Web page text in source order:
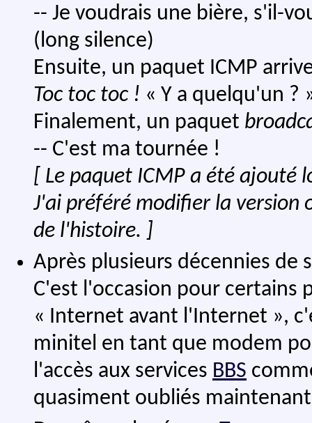
-- Je voudrais une bière, s'il-
(long silence)
Ensuite, un paquet ICMP
Toc toc toc ! « Y a quelqu'un ?
Finalement, un paquet
-- C'est ma tournée !
[ Le paquet ICMP a été ajouté
J'ai préféré modifier la version
de l'histoire. ]
Après plusieurs décennies de
C'est l'occasion pour certains
« Internet avant l'Internet »,
minitel en tant que modem
l'accès aux services BBS
quasiment oubliés